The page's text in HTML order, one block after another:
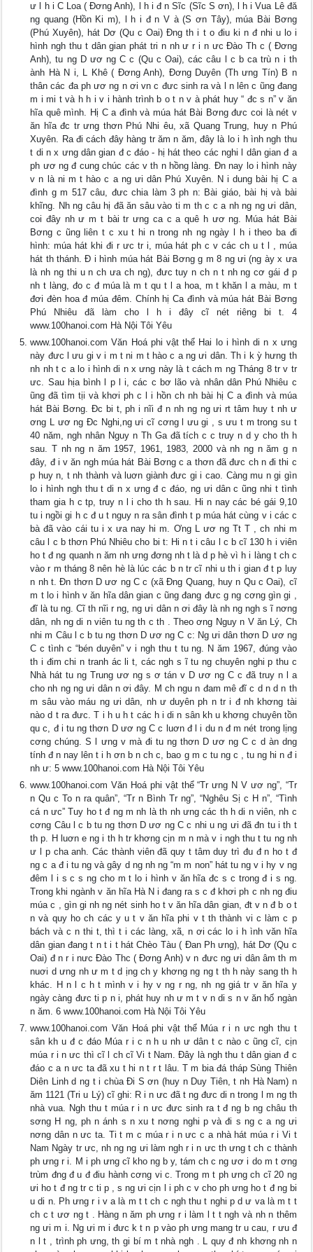
ư l h i C Loa ( Đơng Anh), l h i đ n Sĩc (Sĩc S ơn), l h i Vua Lê đă
ng quang (Hồn Ki m), l h i đ n V à (S ơn Tây), múa Bài Bơng
(Phú Xuyên), hát Dơ (Qu c Oai) Đng th i t o điu ki n đ nhi u lo i
hình ngh thu t dân gian phát tri n nh ư r i n ưc Đào Th c ( Đơng
Anh), tu ng D ươ ng C c (Qu c Oai), các câu l c b ca trù n i th
ành Hà N i, L Khê ( Đơng Anh), Đơng Duyên (Th ưng Tín) B n
thân các đa ph ươ ng n ơi vn c đưc sinh ra và l n lên c ũng đang
m i mi t và h h i v i hành trình b o t n v à phát huy “ đc s n” v ăn
hĩa quê mình. Hị C a đình và múa hát Bài Bơng đưc coi là nét v
ăn hĩa đc tr ưng thơn Phú Nhi êu, xã Quang Trung, huy n Phú
Xuyên. Ra đi cách đây hàng tr ăm n ăm, đây là lo i h ình ngh thu
t di n x ưng dân gian đ c đáo - hị hát theo các nghi l dân gian đ a
ph ươ ng đ cung chúc các v th n hồng làng. Đn nay lo i hình này
v n là ni m t hào c a ng ưi dân Phú Xuyên. N i dung bài hị C a
đình g m 517 câu, đưc chia làm 3 ph n: Bài giáo, bài hị và bài
khĩng. Nh ng câu hị đã ăn sâu vào ti m th c c a nh ng ng ưi dân,
coi đây nh ư m t bài tr ưng ca c a quê h ươ ng. Múa hát Bài
Bơng c ũng liên t c xu t hi n trong nh ng ngày l h i theo ba đi
hình: múa hát khi đi r ưc tr i, múa hát ph c v các ch u t l , múa
hát th thánh. Đ i hình múa hát Bài Bơng g m 8 ng ưi (ng ày x ưa
là nh ng thi u n ch ưa ch ng), đưc tuy n ch n t nh ng cơ gái đ p
nh t làng, đo c đ múa là m t qu t l a hoa, m t khăn l a màu, m t
đơi đèn hoa đ múa đêm. Chính hị Ca đình và múa hát Bài Bơng
Phú Nhiêu đã làm cho l h i đây cĩ nét riêng bi t. 4
www.100hanoi.com Hà Nội Tôi Yêu
www.100hanoi.com Văn Hoá phi vật thể Hai lo i hình di n x ưng
này đưc l ưu gi v i m t ni m t hào c a ng ưi dân. Th i k ỳ hưng th
nh nh t c a lo i hình di n x ưng này là t cách m ng Tháng 8 tr v tr
ưc. Sau hịa bình l p l i, các c bơ lão và nhân dân Phú Nhiêu c
ũng đã tìm tịi và khơi ph c l i hồn ch nh bài hị C a đình và múa
hát Bài Bơng. Đc bi t, ph i nĩi đ n nh ng ng ưi rt tâm huy t nh ư
ơng L ươ ng Đc Nghi,ng ưi cĩ cơng l ưu gi , s ưu t m trong su t
40 năm, ngh nhân Nguy n Th Ga đã tích c c truy n d y cho th h
sau. T nh ng n ăm 1957, 1961, 1983, 2000 và nh ng n ăm g n
đây, đ i v ăn ngh múa hát Bài Bơng c a thơn đã đưc ch n đi thi c
p huy n, t nh thành và luơn giành đưc gi i cao. Càng mu n gi gìn
lo i hình ngh thu t di n x ưng đ c đáo, ng ưi dân c ũng nhi t tình
tham gia h c tp, truy n l i cho th h sau. Hi n nay các bé gái 9,10
tu i ngồi gi h c đ u t nguy n ra sân đình t p múa hát cùng v i các c
bà đã vào cái tu i x ưa nay hi m. Ơng L ươ ng Tt T , ch nhi m
câu l c b thơn Phú Nhiêu cho bi t: Hi n t i câu l c b cĩ 130 h i viên
ho t đ ng quanh n ăm nh ưng đơng nh t là d p hè vì h i làng t ch c
vào r m tháng 8 nên hè là lúc các b n tr cĩ nhi u th i gian đ t p luy
n nh t. Đn thơn D ươ ng C c (xã Đng Quang, huy n Qu c Oai), cĩ
m t lo i hình v ăn hĩa dân gian c ũng đang đưc g ng cơng gìn gi ,
đĩ là tu ng. Cĩ th nĩi r ng, ng ưi dân n ơi đây là nh ng ngh s ĩ nơng
dân, nh ng di n viên tu ng th c th . Theo ơng Nguy n V ăn Lý, Ch
nhi m Câu l c b tu ng thơn D ươ ng C c: Ng ưi dân thơn D ươ ng
C c tình c “bén duyên” v i ngh thu t tu ng. N ăm 1967, đúng vào
th i đim chi n tranh ác li t, các ngh s ĩ tu ng chuyên nghi p thu c
Nhà hát tu ng Trung ươ ng s ơ tán v D ươ ng C c đã truy n l a
cho nh ng ng ưi dân n ơi đây. M ch ngu n đam mê đĩ c d n d n th
m sâu vào máu ng ưi dân, nh ư duyên ph n tr i đ nh khơng tài
nào d t ra đưc. T i h u h t các h i di n sân kh u khơng chuyên tồn
qu c, đ i tu ng thơn D ươ ng C c luơn đ l i du n đ m nét trong lịng
cơng chúng. S l ưng v mà đi tu ng thơn D ươ ng C c d àn dng
tính đ n nay lên t i h ơn b n ch c, bao g m c tu ng c , tu ng hi n đ i
nh ư: 5 www.100hanoi.com Hà Nội Tôi Yêu
www.100hanoi.com Văn Hoá phi vật thể “Tr ưng N V ươ ng”, “Tr
n Qu c To n ra quân”, “Tr n Bình Tr ng”, “Nghêu Sị c H n”, “Tình
cá n ưc” Tuy ho t đ ng m nh là th nh ưng các th h di n viên, nh c
cơng Câu l c b tu ng thơn D ươ ng C c nhi u ng ưi đã đn tu i th t
th p. H luơn e ng i th h tr khơng cịn m n mà v i ngh thu t tu ng nh
ư l p cha anh. Các thành viên đã quy t tâm duy trì đu đ n ho t đ
ng c a đ i tu ng và gây d ng nh ng “m m non” hát tu ng v i hy v ng
đêm l i s c s ng cho m t lo i hình v ăn hĩa đc s c trong đ i s ng.
Trong khi ngành v ăn hĩa Hà N i đang ra s c đ khơi ph c nh ng điu
múa c , gìn gi nh ng nét sinh ho t v ăn hĩa dân gian, đt v n đ b o t
n và quy ho ch các y u t v ăn hĩa phi v t th thành vi c làm c p
bách và c n thi t, thì t i các làng, xã, n ơi các lo i h ình văn hĩa
dân gian đang t n t i t hát Chèo Tàu ( Đan Ph ưng), hát Dơ (Qu c
Oai) đ n r i nưc Đào Thc ( Đơng Anh) v n đưc ng ưi dân âm th m
nuơi d ưng nh ư m t d ịng ch y khơng ng ng t th h này sang th h
khác. H n l c h t mình v i hy v ng r ng, nh ng giá tr v ăn hĩa y
ngày càng đưc ti p n i, phát huy nh ư m t v n di s n v ăn hố ngàn
n ăm. 6 www.100hanoi.com Hà Nội Tôi Yêu
www.100hanoi.com Văn Hoá phi vật thể Múa r i n ưc ngh thu t
sân kh u đ c đáo Múa r i c n h u nh ư dân t c nào c ũng cĩ, cịn
múa r i n ưc thì cĩ l ch cĩ Vi t Nam. Đây là ngh thu t dân gian đ c
đáo c a n ưc ta đã xu t hi n t r t lâu. T m bia đá tháp Sùng Thiên
Diên Linh d ng t i chùa Đi S ơn (huy n Duy Tiên, t nh Hà Nam) n
ăm 1121 (Tri u Lý) cĩ ghi: R i n ưc đã t ng đưc di n trong l m ng th
nhà vua. Ngh thu t múa r i n ưc đưc sinh ra t đ ng b ng châu th
sơng H ng, ph n ánh s n xu t nơng nghi p và đi s ng c a ng ưi
nơng dân n ưc ta. Ti t m c múa r i n ưc c a nhà hát múa r i Vi t
Nam Ngày tr ưc, nh ng ng ưi làm ngh r i n ưc th ưng t ch c thành
ph ưng r i. M i ph ưng cĩ kho ng b y, tám ch c ng ươ i do m t ơng
trùm đng đ u đ điu hành cơng vi c. Trong m t ph ưng ch cĩ 20 ng
ưi ho t đ ng tr c ti p , s ng ưi cịn l i ph c v cho ph ưng ho t đ ng bi
u di n. Ph ưng r i v a là m t t ch c ngh thu t nghi p d ư va là m t t
ch c t ươ ng t . Hàng n ăm ph ưng r i làm l t t ngh và nh n thêm
ng ưi m i. Ng ưi m i đưc k t n p vào ph ưng mang tr u cau, r ưu đ
n l t , trình ph ưng, th gi bí m t nhà ngh . L quy đ nh khơng nh n